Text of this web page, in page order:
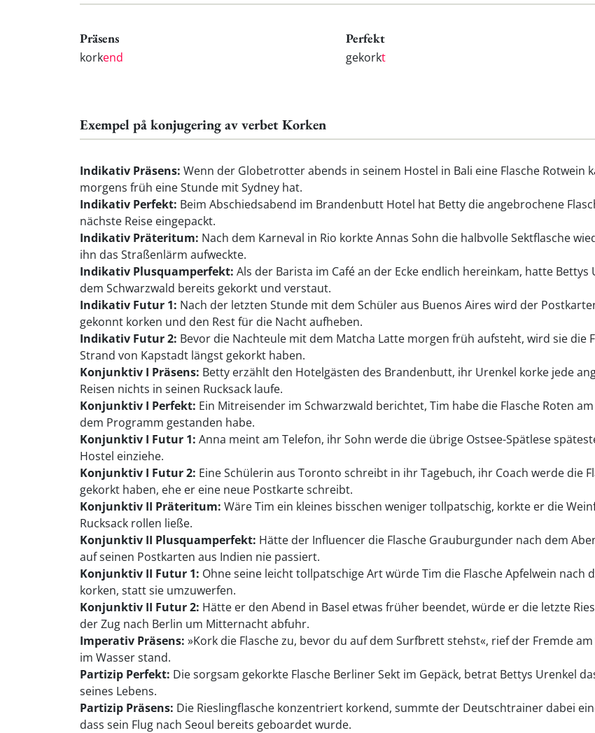
Präsens
korkend
Perfekt
gekorkt
Exempel på konjugering av verbet Korken
Indikativ Präsens: Wenn der Globetrotter abends in seinem Hostel in Bali eine Flasche Rotwein
morgens früh eine Stunde mit Sydney hat.
Indikativ Perfekt: Beim Abschiedsabend im Brandenbutt Hotel hat Betty die angebrochene
nächste Reise eingepackt.
Indikativ Präteritum: Nach dem Karneval in Rio korkte Annas Sohn die halbvolle Sektflasche
ihn das Straßenlärm aufweckte.
Indikativ Plusquamperfekt: Als der Barista im Café an der Ecke endlich hereinkam, hatte
dem Schwarzwald bereits gekorkt und verstaut.
Indikativ Futur 1: Nach der letzten Stunde mit dem Schüler aus Buenos Aires wird der
gekonnt korken und den Rest für die Nacht aufheben.
Indikativ Futur 2: Bevor die Nachteule mit dem Matcha Latte morgen früh aufsteht, wird sie die
Strand von Kapstadt längst gekorkt haben.
Konjunktiv I Präsens: Betty erzählt den Hotelgästen des Brandenbutt, ihr Urenkel korke jede
Reisen nichts in seinen Rucksack laufe.
Konjunktiv I Perfekt: Ein Mitreisender im Schwarzwald berichtet, Tim habe die Flasche Roten
dem Programm gestanden habe.
Konjunktiv I Futur 1: Anna meint am Telefon, ihr Sohn werde die übrige Ostsee-Spätlese
Hostel einziehe.
Konjunktiv I Futur 2: Eine Schülerin aus Toronto schreibt in ihr Tagebuch, ihr Coach werde die
gekorkt haben, ehe er eine neue Postkarte schreibt.
Konjunktiv II Präteritum: Wäre Tim ein kleines bisschen weniger tollpatschig, korkte er die
Rucksack rollen ließe.
Konjunktiv II Plusquamperfekt: Hätte der Influencer die Flasche Grauburgunder nach dem
auf seinen Postkarten aus Indien nie passiert.
Konjunktiv II Futur 1: Ohne seine leicht tollpatschige Art würde Tim die Flasche Apfelwein
korken, statt sie umzuwerfen.
Konjunktiv II Futur 2: Hätte er den Abend in Basel etwas früher beendet, würde er die letzte
der Zug nach Berlin um Mitternacht abfuhr.
Imperativ Präsens: »Kork die Flasche zu, bevor du auf dem Surfbrett stehst«, rief der Fremde
im Wasser stand.
Partizip Perfekt: Die sorgsam gekorkte Flasche Berliner Sekt im Gepäck, betrat Bettys Urenkel
seines Lebens.
Partizip Präsens: Die Rieslingflasche konzentriert korkend, summte der Deutschtrainer dabei
dass sein Flug nach Seoul bereits geboardet wurde.